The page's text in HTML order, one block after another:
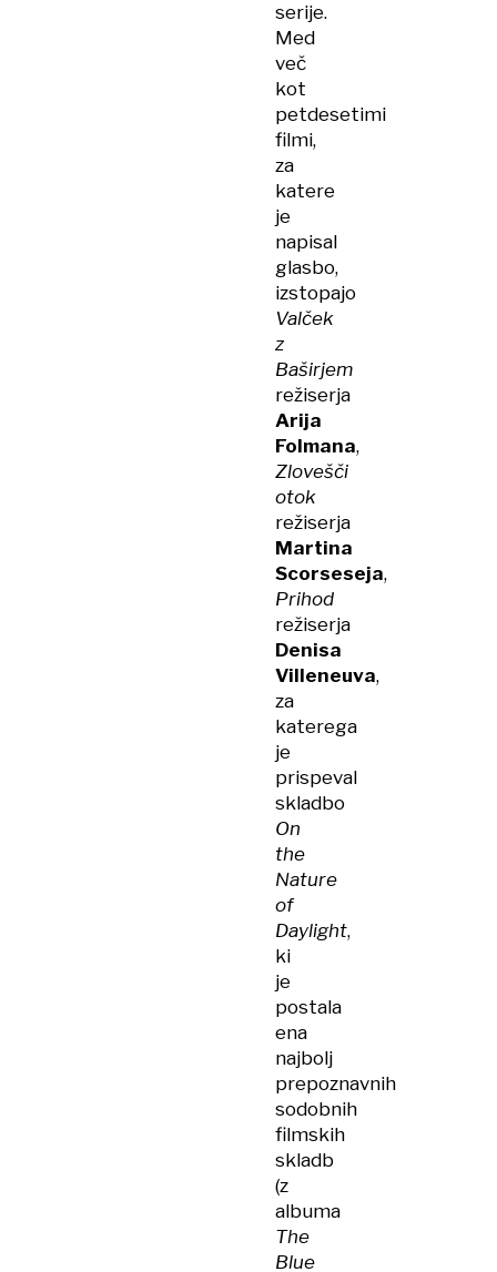
serije.
Med
več
kot
petdesetimi
filmi,
za
katere
je
napisal
glasbo,
izstopajo
Valček
z
Baširjem
režiserja
Arija
Folmana,
Zlovešči
otok
režiserja
Martina
Scorseseja,
Prihod
režiserja
Denisa
Villeneuva,
za
katerega
je
prispeval
skladbo
On
the
Nature
of
Daylight,
ki
je
postala
ena
najbolj
prepoznavnih
sodobnih
filmskih
skladb
(z
albuma
The
Blue